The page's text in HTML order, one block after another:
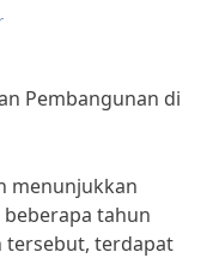
Pembangunan di
menunjukkan
tahun
tersebut, terdapat